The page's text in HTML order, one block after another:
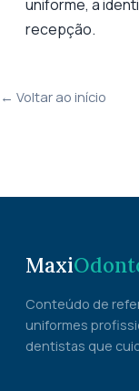
uniforme, a
recepção.
← Voltar ao início
Maxi
Conteúdo de
uniformes
dentistas que